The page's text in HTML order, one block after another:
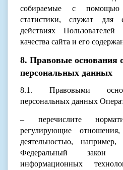
собираемые с помощью
статистики, служат
действиях
качества сайта и его
8. Правовые основания
персональных данных
8.1. Правовыми
персональных данных
– перечислите
регулирующие
деятельностью,
Федеральный
информационных